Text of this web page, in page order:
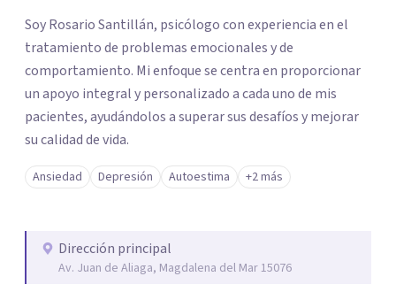
Soy Rosario Santillán, psicólogo con experiencia en el
tratamiento de problemas emocionales y de
comportamiento. Mi enfoque se centra en proporcionar
un apoyo integral y personalizado a cada uno de mis
pacientes, ayudándolos a superar sus desafíos y mejorar
su calidad de vida.
Ansiedad Depresión Autoestima +2 más
Dirección principal
Av. Juan de Aliaga, Magdalena del Mar 15076